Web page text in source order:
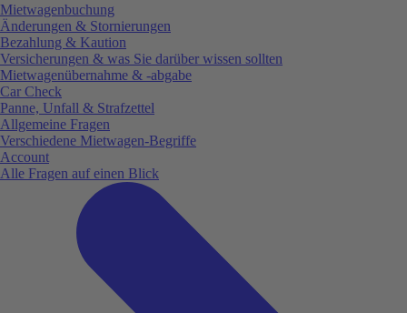
Mietwagenbuchung
Änderungen & Stornierungen
Bezahlung & Kaution
Versicherungen & was Sie darüber wissen sollten
Mietwagenübernahme & -abgabe
Car Check
Panne, Unfall & Strafzettel
Allgemeine Fragen
Verschiedene Mietwagen-Begriffe
Account
Alle Fragen auf einen Blick